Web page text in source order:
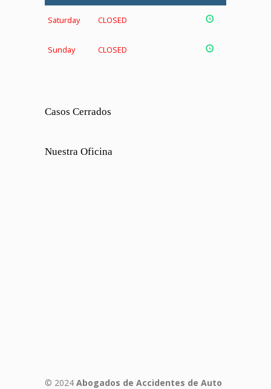
Saturday CLOSED
Sunday CLOSED
Casos Cerrados
Nuestra Oficina
© 2024 Abogados de Accidentes de Auto